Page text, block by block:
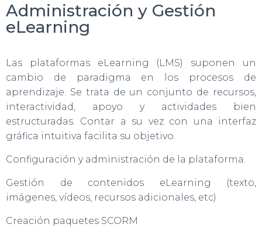
Administración y Gestión
eLearning
Las plataformas eLearning (LMS) suponen un
cambio de paradigma en los procesos de
aprendizaje. Se trata de un conjunto de recursos,
interactividad, apoyo y actividades bien
estructuradas. Contar a su vez con una interfaz
gráfica intuitiva facilita su objetivo.
Configuración y administración de la plataforma.
Gestión de contenidos eLearning (texto,
imágenes, vídeos, recursos adicionales, etc)
Creación paquetes SCORM